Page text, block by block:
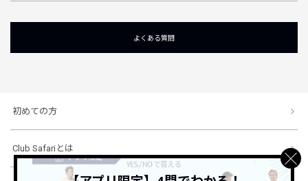
よくある質問
初めての方
Club Safariとは